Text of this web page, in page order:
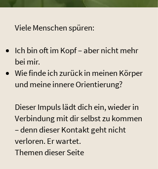
Viele Menschen spüren:
Ich bin oft im Kopf – aber nicht mehr
bei mir.
Wie finde ich zurück in meinen Körper
und meine innere Orientierung?
Dieser Impuls lädt dich ein, wieder in
Verbindung mit dir selbst zu kommen
– denn dieser Kontakt geht nicht
verloren. Er wartet.
​Themen dieser Seite​